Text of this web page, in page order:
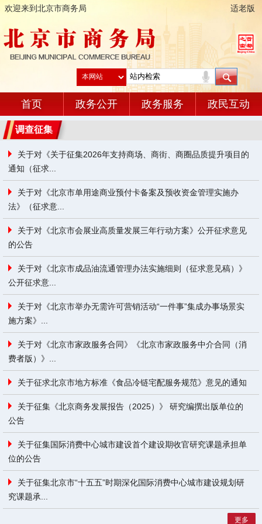
欢迎来到北京市商务局 适老版
首页 政务公开 政务服务 政民互动
调查征集
关于对《关于征集2026年支持商场、商街、商圈品质提升项目的
通知（征求...
关于对《北京市单用途商业预付卡备案及预收资金管理实施办
法》（征求意...
关于对《北京市会展业高质量发展三年行动方案》公开征求意见
的公告
关于对《北京市成品油流通管理办法实施细则（征求意见稿）》
公开征求意...
关于对《北京市举办无需许可营销活动“一件事”集成办事场景实
施方案》...
关于对《北京市家政服务合同》《北京市家政服务中介合同（消
费者版）》...
关于征求北京市地方标准《食品冷链宅配服务规范》意见的通知
关于征集《北京商务发展报告（2025）》 研究编撰出版单位的
公告
关于征集国际消费中心城市建设首个建设期收官研究课题承担单
位的公告
关于征集北京市“十五五”时期深化国际消费中心城市建设规划研
究课题承...
更多